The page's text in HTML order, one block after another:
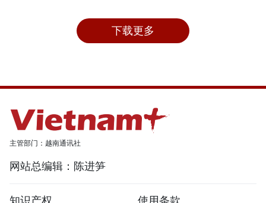
下载更多
主管部门：越南通讯社
网站总编辑：陈进笋